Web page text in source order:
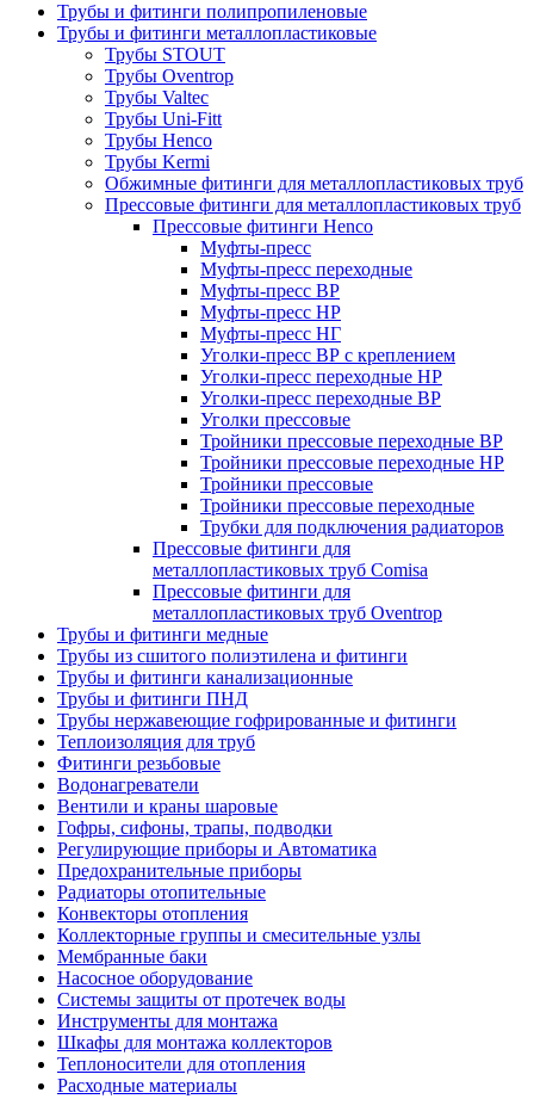
Трубы и фитинги полипропиленовые
Трубы и фитинги металлопластиковые
Трубы STOUT
Трубы Oventrop
Трубы Valtec
Трубы Uni-Fitt
Трубы Henco
Трубы Kermi
Обжимные фитинги для металлопластиковых труб
Прессовые фитинги для металлопластиковых труб
Прессовые фитинги Henco
Муфты-пресс
Муфты-пресс переходные
Муфты-пресс ВР
Муфты-пресс НР
Муфты-пресс НГ
Уголки-пресс ВР с креплением
Уголки-пресс переходные НР
Уголки-пресс переходные ВР
Уголки прессовые
Тройники прессовые переходные ВР
Тройники прессовые переходные НР
Тройники прессовые
Тройники прессовые переходные
Трубки для подключения радиаторов
Прессовые фитинги для
металлопластиковых труб Comisa
Прессовые фитинги для
металлопластиковых труб Oventrop
Трубы и фитинги медные
Трубы из сшитого полиэтилена и фитинги
Трубы и фитинги канализационные
Трубы и фитинги ПНД
Трубы нержавеющие гофрированные и фитинги
Теплоизоляция для труб
Фитинги резьбовые
Водонагреватели
Вентили и краны шаровые
Гофры, сифоны, трапы, подводки
Регулирующие приборы и Автоматика
Предохранительные приборы
Радиаторы отопительные
Конвекторы отопления
Коллекторные группы и смесительные узлы
Мембранные баки
Насосное оборудование
Системы защиты от протечек воды
Инструменты для монтажа
Шкафы для монтажа коллекторов
Теплоносители для отопления
Расходные материалы